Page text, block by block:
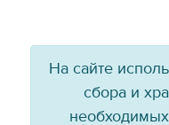
На сайте
сбора и